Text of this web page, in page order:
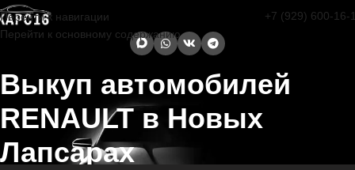
Перейти к навигации
Перейти к основному содержанию
+7 (929) 600-16-
Выкуп автомобилей
RENAULT в Новых
Лапсарах